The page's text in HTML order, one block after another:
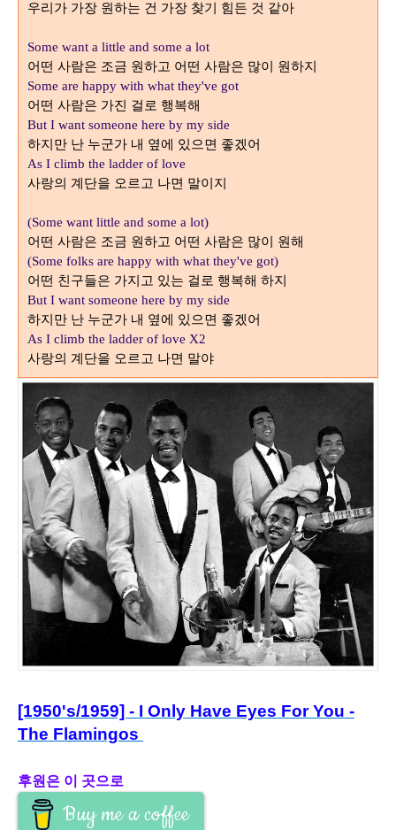
우리가 가장 원하는 건 가장 찾기 힘든 것 같아
Some want a little and some a lot
어떤 사람은 조금 원하고 어떤 사람은 많이 원하지
Some are happy with what they've got
어떤 사람은 가진 걸로 행복해
But I want someone here by my side
하지만 난 누군가 내 옆에 있으면 좋겠어
As I climb the ladder of love
사랑의 계단을 오르고 나면 말이지
(Some want little and some a lot)
어떤 사람은 조금 원하고 어떤 사람은 많이 원해
(Some folks are happy with what they've got)
어떤 친구들은 가지고 있는 걸로 행복해 하지
But I want someone here by my side
하지만 난 누군가 내 옆에 있으면 좋겠어
As I climb the ladder of love X2
사랑의 계단을 오르고 나면 말야
[1950's/1959] - I Only Have Eyes For You -
The Flamingos
후원은 이 곳으로
Buy me a coffee